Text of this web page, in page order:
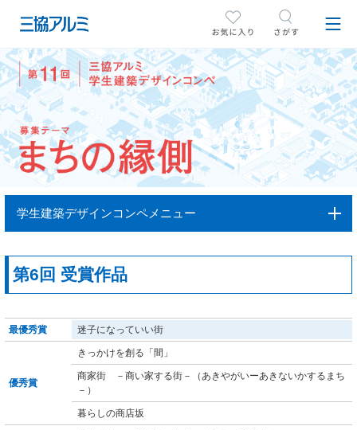
学生建築デザインコンペメニュー
第6回 受賞作品
最優秀賞 迷子になっていい街
優秀賞
きっかけを創る「間」
商家街 －商い家する街－（あきやがいーあきないかするまち
－）
暮らしの商店坂